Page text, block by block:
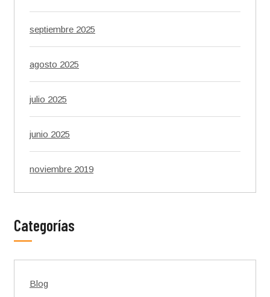
septiembre 2025
agosto 2025
julio 2025
junio 2025
noviembre 2019
Categorías
Blog